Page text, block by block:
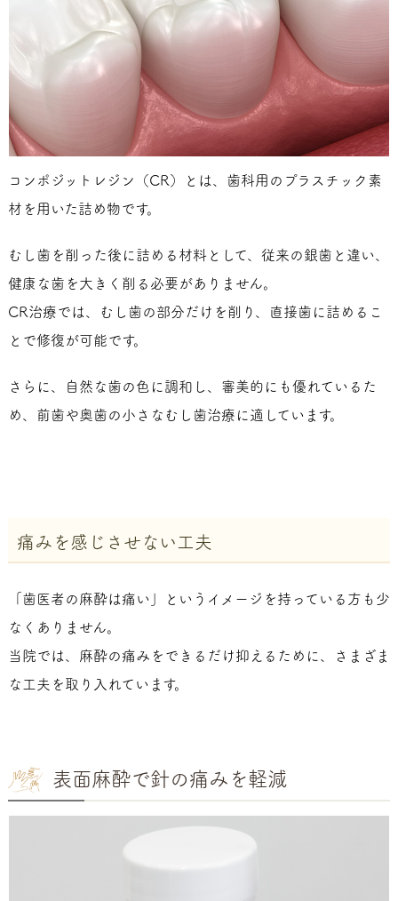
コンポジットレジン（CR）とは、歯科用のプラスチック素
材を用いた詰め物です。
むし歯を削った後に詰める材料として、従来の銀歯と違い、
健康な歯を大きく削る必要がありません。
CR治療では、むし歯の部分だけを削り、直接歯に詰めるこ
とで修復が可能です。
さらに、自然な歯の色に調和し、審美的にも優れているた
め、前歯や奥歯の小さなむし歯治療に適しています。
痛みを感じさせない工夫
「歯医者の麻酔は痛い」というイメージを持っている方も少
なくありません。
当院では、麻酔の痛みをできるだけ抑えるために、さまざま
な工夫を取り入れています。
表面麻酔で針の痛みを軽減